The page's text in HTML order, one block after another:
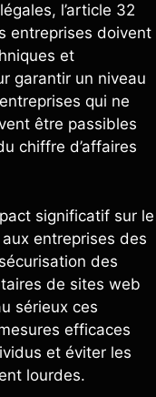
l’article 32
entreprises doivent
et
garantir un niveau
qui ne
être passibles
chiffre d’affaires
significatif sur le
entreprises des
des
de sites web
sérieux ces
efficaces
et éviter les
lourdes.